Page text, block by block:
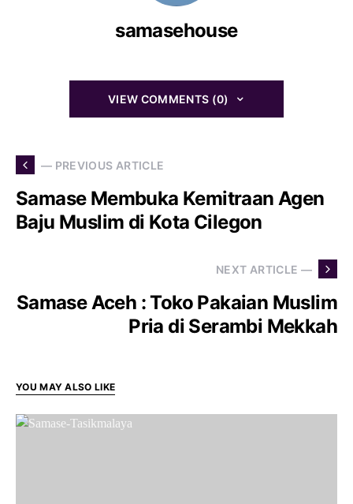
samasehouse
VIEW COMMENTS (0)
— PREVIOUS ARTICLE
Samase Membuka Kemitraan Agen
Baju Muslim di Kota Cilegon
NEXT ARTICLE —
Samase Aceh : Toko Pakaian Muslim
Pria di Serambi Mekkah
YOU MAY ALSO LIKE